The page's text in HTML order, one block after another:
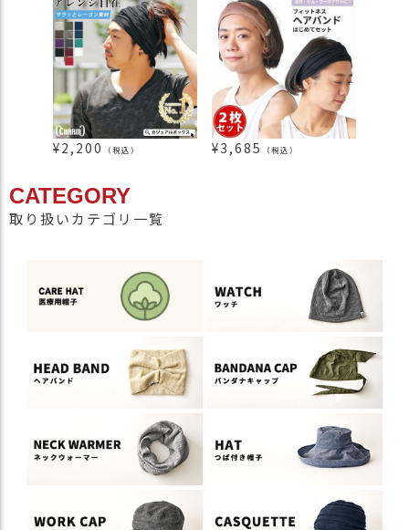
¥2,200 （税込） ¥3,685 （税込）
CATEGORY
取り扱いカテゴリ一覧